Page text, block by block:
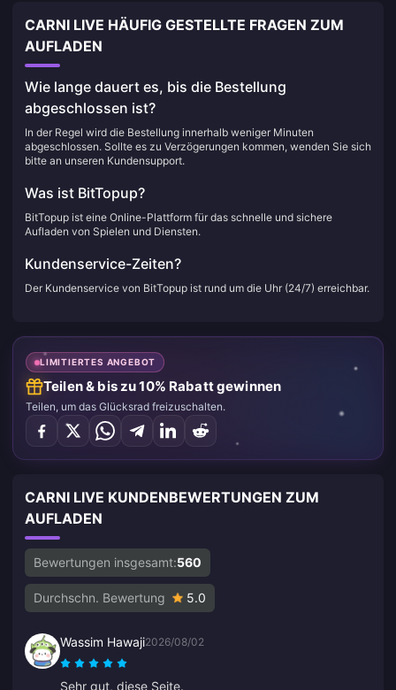
CARNI LIVE HÄUFIG GESTELLTE FRAGEN ZUM
AUFLADEN
Wie lange dauert es, bis die Bestellung
abgeschlossen ist?
In der Regel wird die Bestellung innerhalb weniger Minuten
abgeschlossen. Sollte es zu Verzögerungen kommen, wenden Sie sich
bitte an unseren Kundensupport.
Was ist BitTopup?
BitTopup ist eine Online-Plattform für das schnelle und sichere
Aufladen von Spielen und Diensten.
Kundenservice-Zeiten?
Der Kundenservice von BitTopup ist rund um die Uhr (24/7) erreichbar.
LIMITIERTES ANGEBOT
Teilen & bis zu 10% Rabatt gewinnen
Teilen, um das Glücksrad freizuschalten.
CARNI LIVE KUNDENBEWERTUNGEN ZUM
AUFLADEN
Bewertungen insgesamt:560
Durchschn. Bewertung 5.0
Wassim Hawaji2026/08/02
Sehr gut, diese Seite.